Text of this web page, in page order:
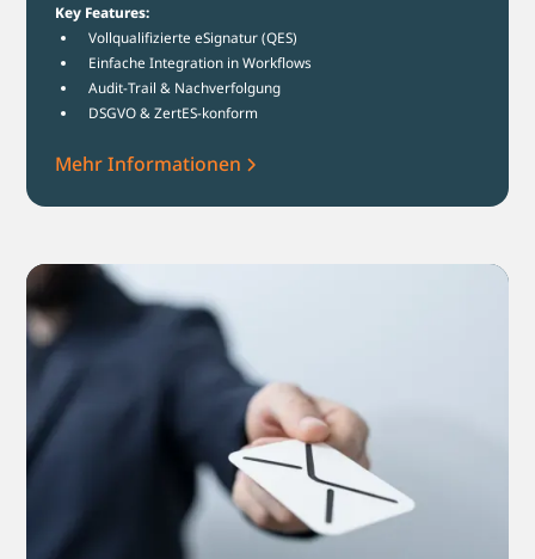
Key Features:
Vollqualifizierte eSignatur (QES)
Einfache Integration in Workflows
Audit-Trail & Nachverfolgung
DSGVO & ZertES-konform
Mehr Informationen